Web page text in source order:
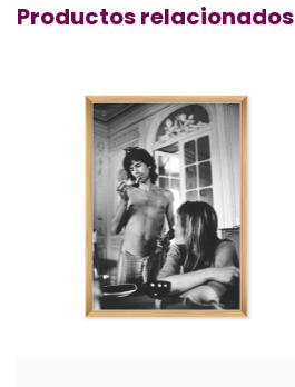
Productos relacionados